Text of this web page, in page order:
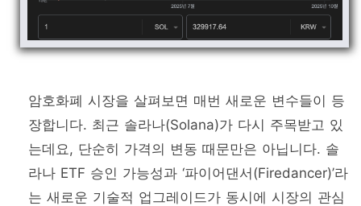
암호화폐 시장을 살펴보면 매번 새로운 변수들이 등
장합니다. 최근 솔라나(Solana)가 다시 주목받고 있
는데요, 단순히 가격의 변동 때문만은 아닙니다. 솔
라나 ETF 승인 가능성과 ‘파이어댄서(Firedancer)’라
는 새로운 기술적 업그레이드가 동시에 시장의 관심